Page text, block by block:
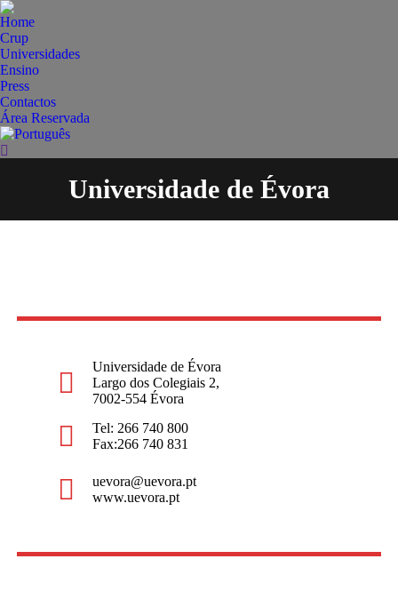
Home
Crup
Universidades
Ensino
Press
Contactos
Área Reservada
Search:
Universidade de Évora
You are here:
Universidade de Évora
Largo dos Colegiais 2,
7002-554 Évora
Tel: 266 740 800
Fax:266 740 831
uevora@uevora.pt
www.uevora.pt